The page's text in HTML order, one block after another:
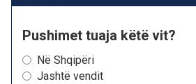
Pushimet tuaja këtë vit?
Në Shqipëri
Jashtë vendit